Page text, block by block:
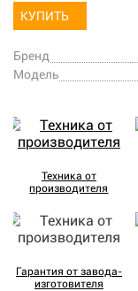
КУПИТЬ
Бренд
Модель
Техника от
производителя
Гарантия от завода-
изготовителя